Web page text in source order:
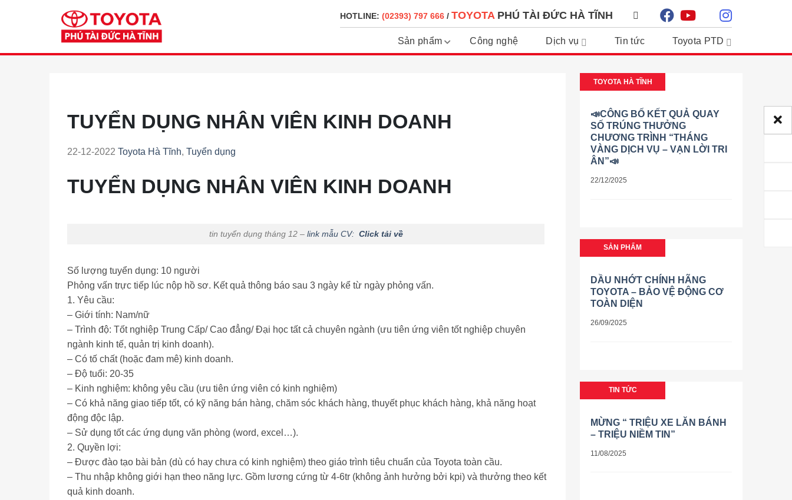
HOTLINE:(02393) 797 666 /TOYOTAPHÚ TÀI ĐỨC HÀ TĨNH
Sản phẩm Công nghệ Dịch vụ Tin tức Toyota PTD
TUYỂN DỤNG NHÂN VIÊN KINH DOANH
22-12-2022 Toyota Hà Tĩnh, Tuyển dụng
TUYỂN DỤNG NHÂN VIÊN KINH DOANH
tin tuyển dụng tháng 12 – link mẫu CV: Click tải về
Số lượng tuyển dụng: 10 người
Phỏng vấn trực tiếp lúc nộp hồ sơ. Kết quả thông báo sau 3 ngày kể từ ngày phỏng vấn.
1. Yêu cầu:
– Giới tính: Nam/nữ
– Trình độ: Tốt nghiệp Trung Cấp/ Cao đẳng/ Đại học tất cả chuyên ngành (ưu tiên ứng viên tốt nghiệp chuyên
ngành kinh tế, quản trị kinh doanh).
– Có tố chất (hoặc đam mê) kinh doanh.
– Độ tuổi: 20-35
– Kinh nghiệm: không yêu cầu (ưu tiên ứng viên có kinh nghiệm)
– Có khả năng giao tiếp tốt, có kỹ năng bán hàng, chăm sóc khách hàng, thuyết phục khách hàng, khả năng hoạt
động độc lập.
– Sử dụng tốt các ứng dụng văn phòng (word, excel…).
2. Quyền lợi:
– Được đào tạo bài bản (dù có hay chưa có kinh nghiệm) theo giáo trình tiêu chuẩn của Toyota toàn cầu.
– Thu nhập không giới hạn theo năng lực. Gồm lương cứng từ 4-6tr (không ảnh hưởng bởi kpi) và thưởng theo kết
quả kinh doanh.
TOYOTA HÀ TĨNH
📣CÔNG BỐ KẾT QUẢ QUAY
SỐ TRÚNG THƯỞNG
CHƯƠNG TRÌNH “THÁNG
VÀNG DỊCH VỤ – VẠN LỜI TRI
ÂN”📣
22/12/2025
SẢN PHẨM
DẦU NHỚT CHÍNH HÃNG
TOYOTA – BẢO VỆ ĐỘNG CƠ
TOÀN DIỆN
26/09/2025
TIN TỨC
MỪNG “ TRIỆU XE LĂN BÁNH
– TRIỆU NIỀM TIN”
11/08/2025